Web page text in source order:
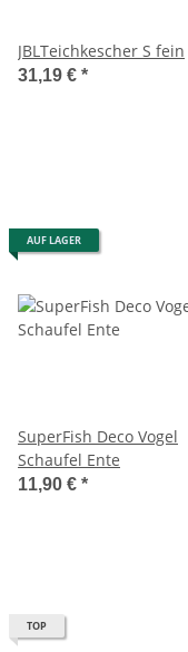
JBLTeichkescher S fein
31,19 € *
AUF LAGER
SuperFish Deco Vogel
Schaufel Ente
11,90 € *
TOP